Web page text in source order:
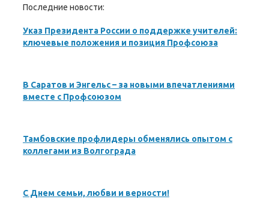
Последние новости:
Указ Президента России о поддержке учителей:
ключевые положения и позиция Профсоюза
В Саратов и Энгельс – за новыми впечатлениями
вместе с Профсоюзом
Тамбовские профлидеры обменялись опытом с
коллегами из Волгограда
С Днем семьи, любви и верности!